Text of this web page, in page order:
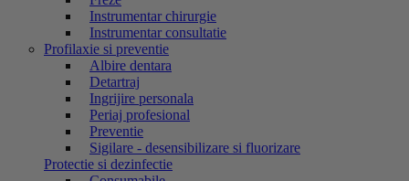
Instrumentar chirurgie
Instrumentar consultatie
Profilaxie si preventie
Albire dentara
Detartraj
Ingrijire personala
Periaj profesional
Preventie
Sigilare - desensibilizare si fluorizare
Protectie si dezinfectie